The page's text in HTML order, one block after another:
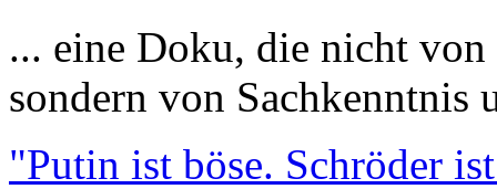
... eine Doku, die nicht
sondern von Sachkenntnis
"Putin ist böse. Schröder